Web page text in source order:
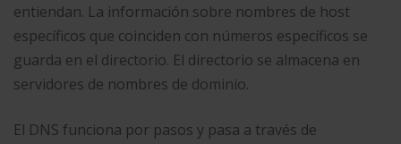
entiendan. La información sobre nombres de host
específicos que coinciden con números específicos se
guarda en el directorio. El directorio se almacena en
servidores de nombres de dominio.
El DNS funciona por pasos y pasa a través de